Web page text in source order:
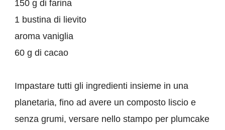
150 g di farina
1 bustina di lievito
aroma vaniglia
60 g di cacao
Impastare tutti gli ingredienti insieme in una
planetaria, fino ad avere un composto liscio e
senza grumi, versare nello stampo per plumcake